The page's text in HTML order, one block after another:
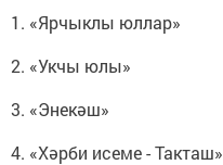
1. «Ярчыклы юллар»
2. «Укчы юлы»
3. «Энекәш»
4. «Хәрби исеме - Такташ»